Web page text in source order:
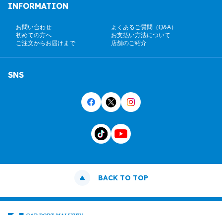
INFORMATION
お問い合わせ
よくあるご質問（Q&A）
初めての方へ
お支払い方法について
ご注文からお届けまで
店舗のご紹介
SNS
BACK TO TOP